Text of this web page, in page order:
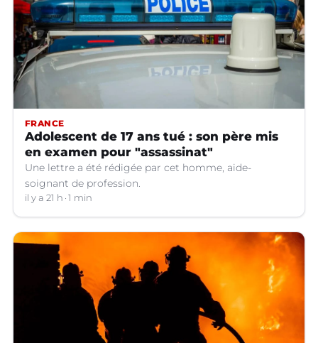
FRANCE
Adolescent de 17 ans tué : son père mis
en examen pour "assassinat"
Une lettre a été rédigée par cet homme, aide-
soignant de profession.
il y a 21 h 1 min